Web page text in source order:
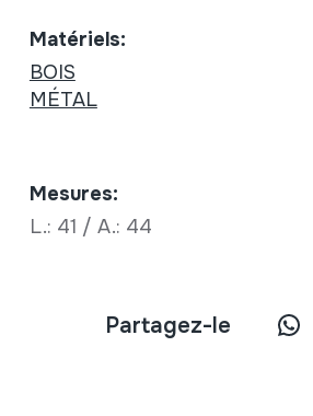
Matériels:
BOIS
MÉTAL
Mesures:
L.: 41 / A.: 44
Partagez-le